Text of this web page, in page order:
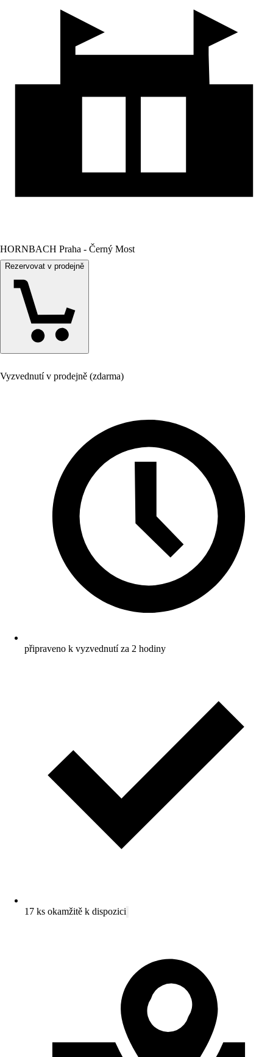
HORNBACH Praha - Černý Most
Rezervovat v prodejně
Vyzvednutí v prodejně (zdarma)
připraveno k vyzvednutí za 2 hodiny
17 ks okamžitě k dispozici